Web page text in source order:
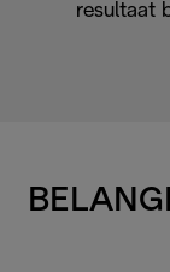
resultaat